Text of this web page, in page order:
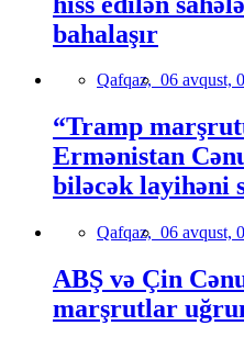
bahalaşır
Qafqaz, 06 avqust,
“Tramp
Ermənistan
biləcək layihəni
Qafqaz, 06 avqust,
ABŞ və Çin
marşrutlar